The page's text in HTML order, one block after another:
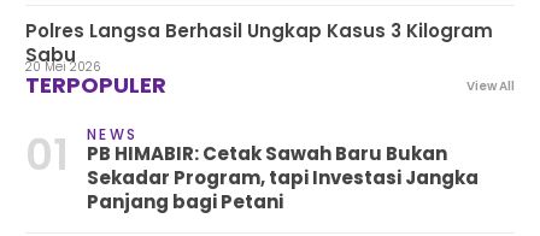
Polres Langsa Berhasil Ungkap Kasus 3 Kilogram
Sabu20 Mei 2026
TERPOPULER View All
01 NEWS
PB HIMABIR: Cetak Sawah Baru Bukan
Sekadar Program, tapi Investasi Jangka
Panjang bagi Petani